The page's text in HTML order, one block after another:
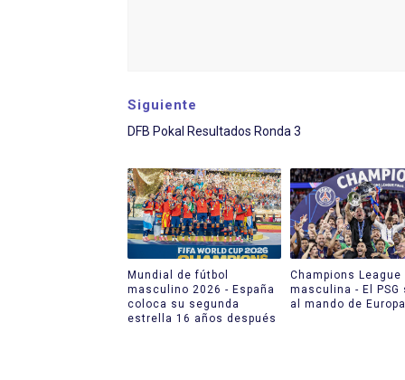
Siguiente
DFB Pokal Resultados Ronda 3
Mundial de fútbol
masculino 2026 - España
coloca su segunda
estrella 16 años después
Champions League
masculina - El PSG
al mando de Europa